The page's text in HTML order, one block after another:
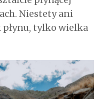
Niestety ani
tylko wielka